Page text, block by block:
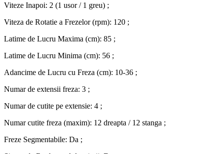
Viteze Inapoi: 2 (1 usor / 1 greu) ;
Viteza de Rotatie a Frezelor (rpm): 120 ;
Latime de Lucru Maxima (cm): 85 ;
Latime de Lucru Minima (cm): 56 ;
Adancime de Lucru cu Freza (cm): 10-36 ;
Numar de extensii freza: 3 ;
Numar de cutite pe extensie: 4 ;
Numar cutite freza (maxim): 12 dreapta / 12 stanga ;
Freze Segmentabile: Da ;